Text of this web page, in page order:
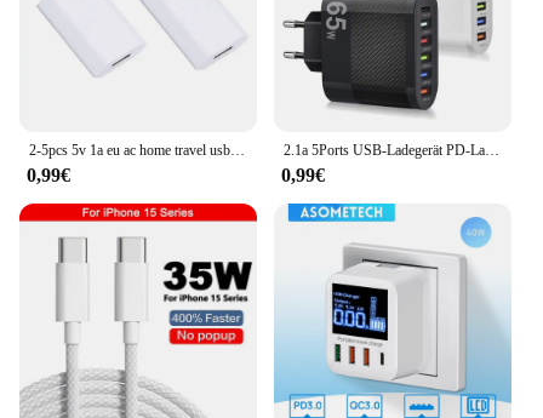
2-5pcs 5v 1a eu ac home travel usb wand ladegerät für iphone 6 7 8 plus x xr 11 12 13 14
0,99€
2.1a 5Ports USB-Ladegerät PD-Lade adapter für Xiaomi iPhone 13 Samsung Handy-Stecker aufladen QC 3,1 Wand ladegerät
0,99€